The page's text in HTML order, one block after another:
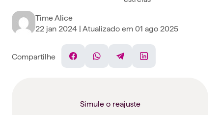
Time Alice
22 jan 2024 | Atualizado em 01 ago 2025
Compartilhe
FacebookWhatsAppTelegramLinkedin
Simule o reajuste